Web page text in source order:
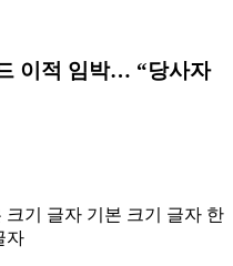
이적 임박… “당사자
크기 글자 기본 크기 글자 한
자